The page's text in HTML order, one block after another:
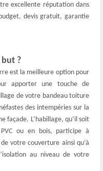
excellente réputation dans
devis gratuit, garantie
but ?
est la meilleure option pour
apporter une touche de
de votre bandeau toiture
des intempéries sur la
façade. L’habillage, qu’il soit
ou en bois, participe à
votre couverture ainsi qu’à
au niveau de votre